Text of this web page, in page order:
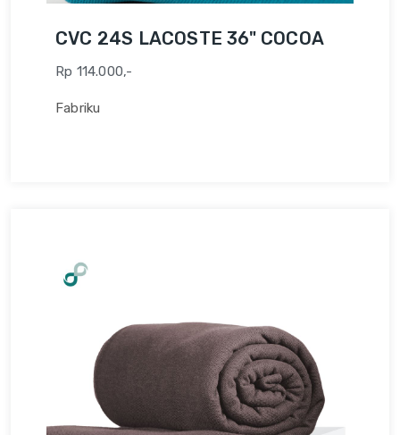
CVC 24S LACOSTE 36" COCOA
Rp 114.000,-
Fabriku